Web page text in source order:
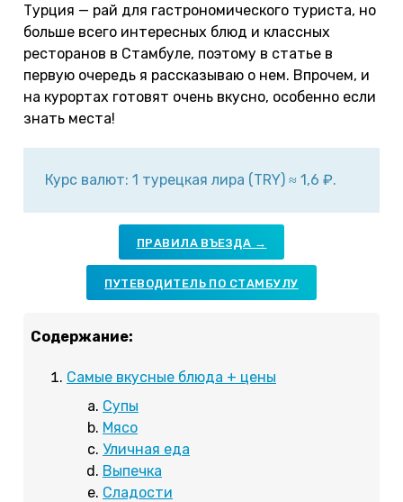
Турция — рай для гастрономического туриста, но
больше всего интересных блюд и классных
ресторанов в Стамбуле, поэтому в статье в
первую очередь я рассказываю о нем. Впрочем, и
на курортах готовят очень вкусно, особенно если
знать места!
Курс валют: 1 турецкая лира (TRY) ≈ 1,6 ₽.
ПРАВИЛА ВЪЕЗДА →
ПУТЕВОДИТЕЛЬ ПО СТАМБУЛУ
Содержание:
Самые вкусные блюда + цены
Супы
Мясо
Уличная еда
Выпечка
Сладости